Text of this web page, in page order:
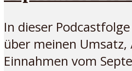
In dieser
über meinen Umsatz,
Einnahmen vom